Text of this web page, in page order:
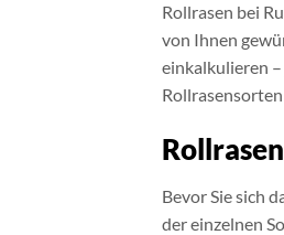
Rollrasen bei
von Ihnen
einkalkulieren
Bevor Sie sich
der einzelnen